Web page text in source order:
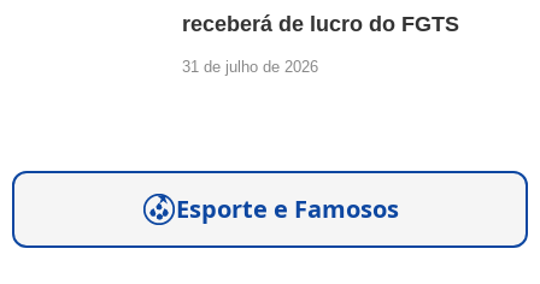
receberá de lucro do FGTS
31 de julho de 2026
Esporte e Famosos